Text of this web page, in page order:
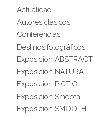
Actualidad
Autores clásicos
Conferencias
Destinos fotográficos
Exposición ABSTRACT
Exposición NATURA
Exposición PICTIO
Exposición Smooth
Exposición SMOOTH